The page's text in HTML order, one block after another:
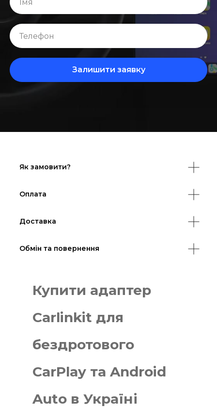
Залишити заявку
Як замовити?
Оплата
Доставка
Обмін та повернення
Купити адаптер
Сarlinkit для
бездротового
CarPlay та Android
Auto в Україні